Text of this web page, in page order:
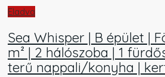
Eladva
Sea Whisper | B épület |
m² | 2 hálószoba | 1
terű nappali/konyha |